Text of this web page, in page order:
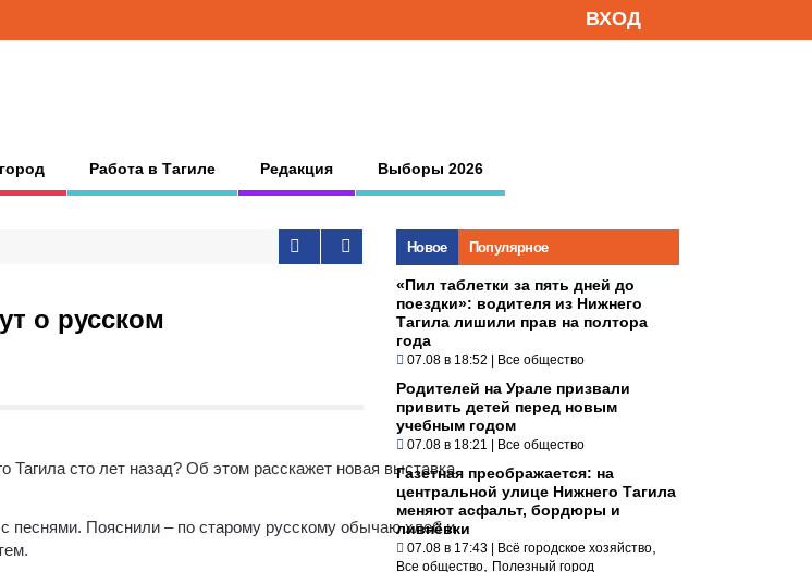
ВХОД
Работа в Тагиле Редакция Выборы 2026
о русском
Тагила сто лет назад? Об этом расскажет новая выставка
песнями. Пояснили – по старому русскому обычаю хлеб и
Новое Популярное
«Пил таблетки за пять дней до
поездки»: водителя из Нижнего
Тагила лишили прав на полтора
года
07.08 в 18:52 | Все общество
Родителей на Урале призвали
привить детей перед новым
учебным годом
07.08 в 18:21 | Все общество
Газетная преображается: на
центральной улице Нижнего Тагила
меняют асфальт, бордюры и
ливнёвки
07.08 в 17:43 | Всё городское хозяйство
Все общество Полезный город